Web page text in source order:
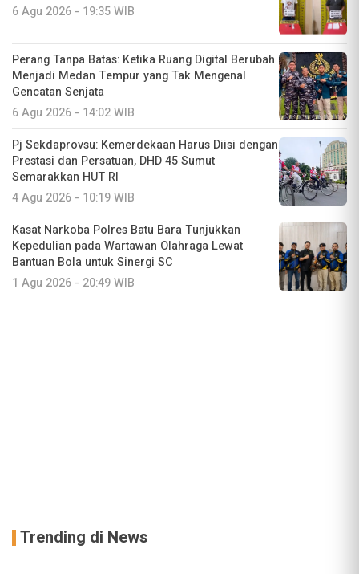
6 Agu 2026 - 19:35 WIB
Perang Tanpa Batas: Ketika Ruang Digital Berubah
Menjadi Medan Tempur yang Tak Mengenal
Gencatan Senjata
6 Agu 2026 - 14:02 WIB
Pj Sekdaprovsu: Kemerdekaan Harus Diisi dengan
Prestasi dan Persatuan, DHD 45 Sumut
Semarakkan HUT RI
4 Agu 2026 - 10:19 WIB
Kasat Narkoba Polres Batu Bara Tunjukkan
Kepedulian pada Wartawan Olahraga Lewat
Bantuan Bola untuk Sinergi SC
1 Agu 2026 - 20:49 WIB
Trending di News